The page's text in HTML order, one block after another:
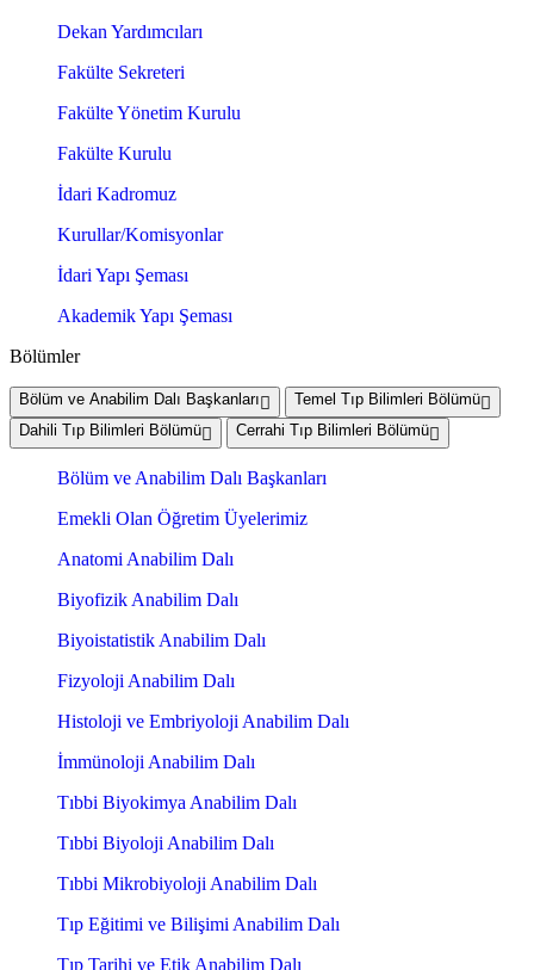
Dekan Yardımcıları
Fakülte Sekreteri
Fakülte Yönetim Kurulu
Fakülte Kurulu
İdari Kadromuz
Kurullar/Komisyonlar
İdari Yapı Şeması
Akademik Yapı Şeması
Bölümler
Bölüm ve Anabilim Dalı Başkanları
Temel Tıp Bilimleri Bölümü
Dahili Tıp Bilimleri Bölümü
Cerrahi Tıp Bilimleri Bölümü
Bölüm ve Anabilim Dalı Başkanları
Emekli Olan Öğretim Üyelerimiz
Anatomi Anabilim Dalı
Biyofizik Anabilim Dalı
Biyoistatistik Anabilim Dalı
Fizyoloji Anabilim Dalı
Histoloji ve Embriyoloji Anabilim Dalı
İmmünoloji Anabilim Dalı
Tıbbi Biyokimya Anabilim Dalı
Tıbbi Biyoloji Anabilim Dalı
Tıbbi Mikrobiyoloji Anabilim Dalı
Tıp Eğitimi ve Bilişimi Anabilim Dalı
Tıp Tarihi ve Etik Anabilim Dalı